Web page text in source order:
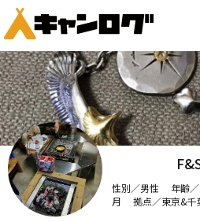
性別／男性 年齢
月 拠点／東京&